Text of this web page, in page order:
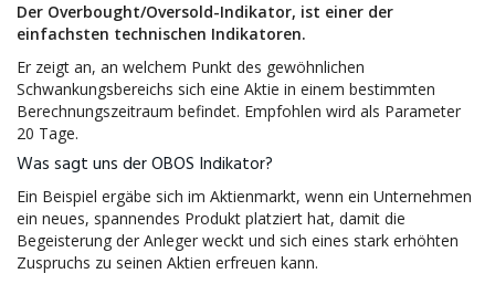
Der Overbought/Oversold-Indikator, ist einer der
einfachsten technischen Indikatoren.
Er zeigt an, an welchem Punkt des gewöhnlichen
Schwankungsbereichs sich eine Aktie in einem bestimmten
Berechnungszeitraum befindet. Empfohlen wird als Parameter
20 Tage.
Was sagt uns der OBOS Indikator?
Ein Beispiel ergäbe sich im Aktienmarkt, wenn ein Unternehmen
ein neues, spannendes Produkt platziert hat, damit die
Begeisterung der Anleger weckt und sich eines stark erhöhten
Zuspruchs zu seinen Aktien erfreuen kann.